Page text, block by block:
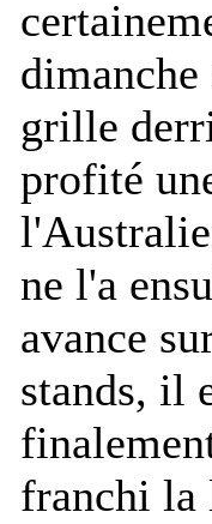
grille
profité
ne l'a
avance
stands, il
franchi la